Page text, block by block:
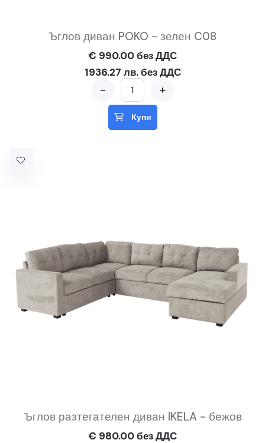
Ъглов диван POKO - зелен C08
€ 990.00 без ДДС
1936.27 лв. без ДДС
- +
Купи
Ъглов разтегателен диван IKELA - бежов
€ 980.00 без ДДС